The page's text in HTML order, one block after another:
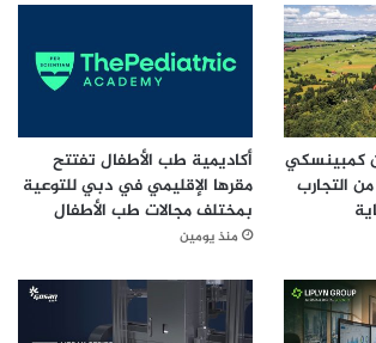
كمبينسكي
التجارب
أكاديمية طب الأطفال تفتتح
مقرها الإقليمي في دبي للتوعية
بمختلف مجالات طب الأطفال
منذ يومين